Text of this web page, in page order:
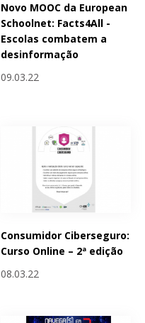
Novo MOOC da European
Schoolnet: Facts4All -
Escolas combatem a
desinformação
09.03.22
Consumidor Ciberseguro:
Curso Online – 2ª edição
08.03.22